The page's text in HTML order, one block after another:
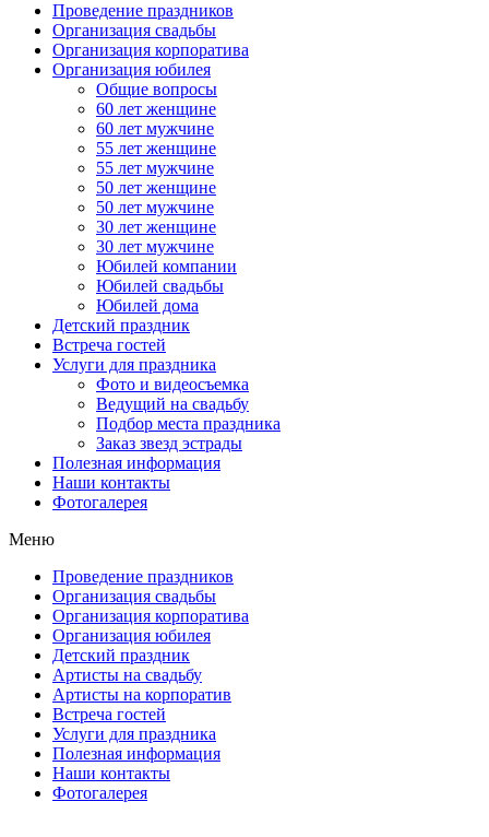
Проведение праздников
Организация свадьбы
Организация корпоратива
Организация юбилея
Общие вопросы
60 лет женщине
60 лет мужчине
55 лет женщине
55 лет мужчине
50 лет женщине
50 лет мужчине
30 лет женщине
30 лет мужчине
Юбилей компании
Юбилей свадьбы
Юбилей дома
Детский праздник
Встреча гостей
Услуги для праздника
Фото и видеосъемка
Ведущий на свадьбу
Подбор места праздника
Заказ звезд эстрады
Полезная информация
Наши контакты
Фотогалерея
Меню
Проведение праздников
Организация свадьбы
Организация корпоратива
Организация юбилея
Детский праздник
Артисты на свадьбу
Артисты на корпоратив
Встреча гостей
Услуги для праздника
Полезная информация
Наши контакты
Фотогалерея